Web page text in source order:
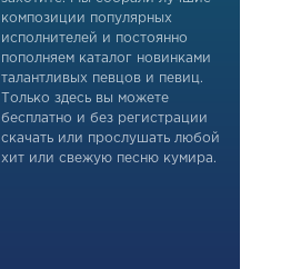
композиции популярных
исполнителей и постоянно
пополняем каталог новинками
талантливых певцов и певиц.
Только здесь вы можете
бесплатно и без регистрации
скачать или прослушать любой
хит или свежую песню кумира.